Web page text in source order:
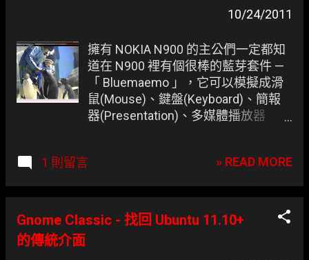
10/24/2011
擁有 NOKIA N900 的主公們一定都知
道在 N900 裡有個很棒的藍芽套件 —
「 Bluemaemo 」，它可以模擬成滑
鼠(Mouse)、鍵盤(Keyboard)、簡報
器(Presentation)、多媒體播放器
Remote mode 後發現只有 全螢幕 可
VLC Remote 照樣拿 N900 當遙控
器！ 這一切的一切都是為了在大大的
TV 上看影片所準備的啊 (茶) 感謝
1 則留言 » READ MORE
Gnome Classic - 找回 Ubuntu 11.10+
的傳統介面